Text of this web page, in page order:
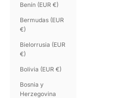
Benín (EUR €)
Bermudas (EUR
€)
Bielorrusia (EUR
€)
Bolivia (EUR €)
Bosnia y
Herzegovina